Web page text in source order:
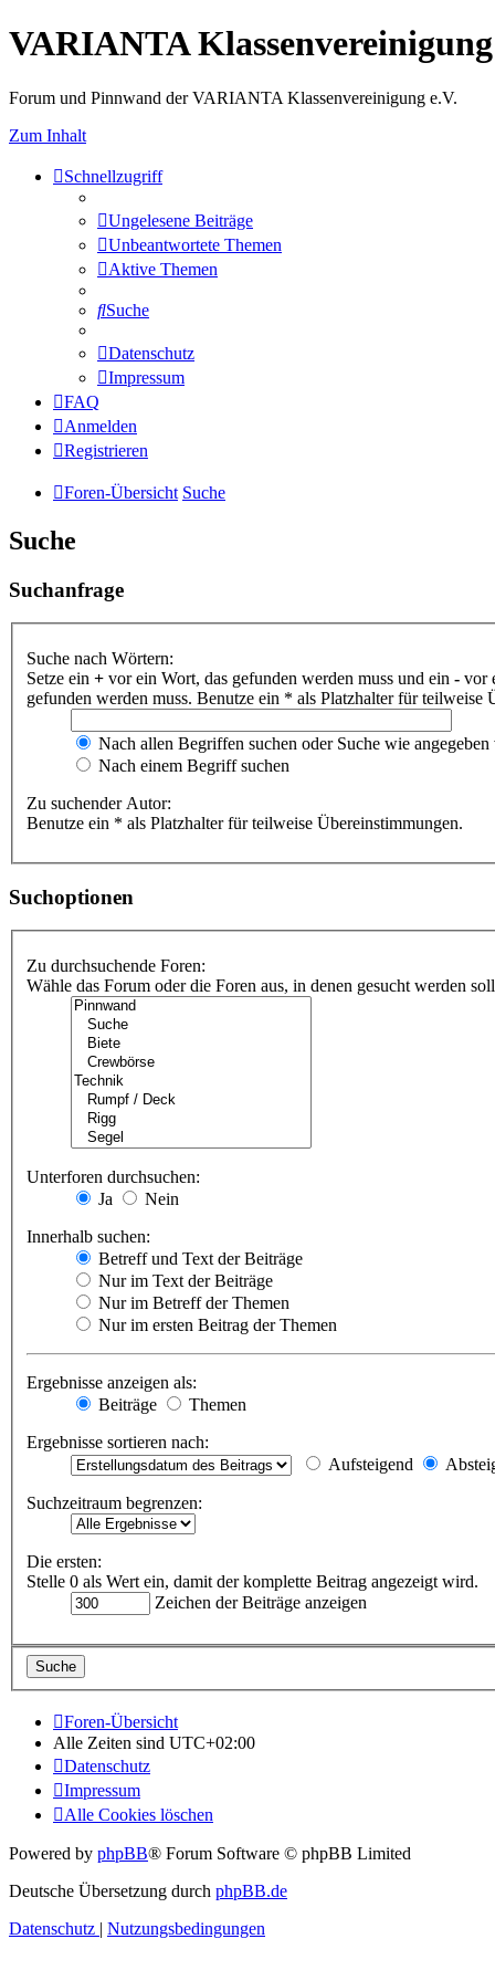
VARIANTA Klassenvereinigung
Forum und Pinnwand der VARIANTA Klassenvereinigung e.V.
Zum Inhalt
Schnellzugriff
Ungelesene Beiträge
Unbeantwortete Themen
Aktive Themen
Suche
Datenschutz
Impressum
FAQ
Anmelden
Registrieren
Foren-Übersicht Suche
Suche
Suchanfrage
Suche nach Wörtern:
Setze ein + vor ein Wort, das gefunden werden muss und ein - vor
gefunden werden muss. Benutze ein * als Platzhalter für teilweise
Nach allen Begriffen suchen oder Suche wie angegeben
Nach einem Begriff suchen
Zu suchender Autor:
Benutze ein * als Platzhalter für teilweise Übereinstimmungen.
Suchoptionen
Zu durchsuchende Foren:
Wähle das Forum oder die Foren aus, in denen gesucht werden
Unterforen durchsuchen:
Ja
Nein
Innerhalb suchen:
Betreff und Text der Beiträge
Nur im Text der Beiträge
Nur im Betreff der Themen
Nur im ersten Beitrag der Themen
Ergebnisse anzeigen als:
Beiträge
Themen
Ergebnisse sortieren nach:
Aufsteigend
Suchzeitraum begrenzen:
Die ersten:
Stelle 0 als Wert ein, damit der komplette Beitrag angezeigt wird.
Zeichen der Beiträge anzeigen
Foren-Übersicht
Alle Zeiten sind UTC+02:00
Datenschutz
Impressum
Alle Cookies löschen
Powered by phpBB® Forum Software © phpBB Limited
Deutsche Übersetzung durch phpBB.de
Datenschutz | Nutzungsbedingungen